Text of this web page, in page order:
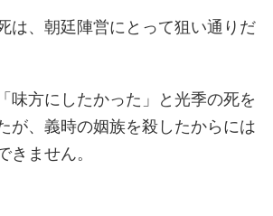
は、朝廷陣営にとって狙い通りだ
味方にしたかった」と光季の死を
が、義時の姻族を殺したからには
きません。